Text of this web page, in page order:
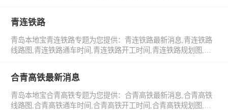
青连铁路
青岛本地宝青连铁路专题为您提供：青连铁路最新消息,青连铁路
线路图,青连铁路通车时间,青连铁路开工时间,青连铁路规划图,青
合青高铁最新消息
青岛本地宝合青高铁专题为您提供：合青高铁最新消息,合青高铁
线路图,合青高铁通车时间,合青高铁开工时间,合青高铁规划图,合